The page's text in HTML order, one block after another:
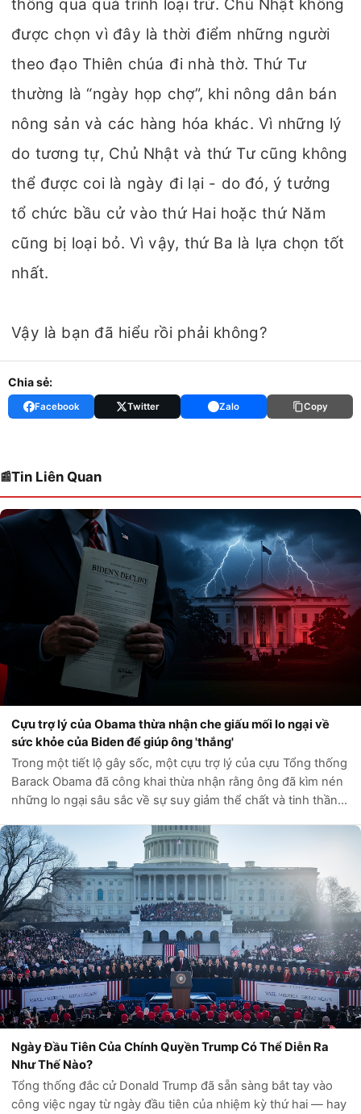
thông qua quá trình loại trừ. Chủ Nhật không
được chọn vì đây là thời điểm những người
theo đạo Thiên chúa đi nhà thờ. Thứ Tư
thường là “ngày họp chợ”, khi nông dân bán
nông sản và các hàng hóa khác. Vì những lý
do tương tự, Chủ Nhật và thứ Tư cũng không
thể được coi là ngày đi lại - do đó, ý tưởng
tổ chức bầu cử vào thứ Hai hoặc thứ Năm
cũng bị loại bỏ. Vì vậy, thứ Ba là lựa chọn tốt
nhất.
Vậy là bạn đã hiểu rồi phải không?
Chia sẻ:
Facebook Twitter Zalo Copy
Tin Liên Quan
Cựu trợ lý của Obama thừa nhận che giấu mối lo ngại về
sức khỏe của Biden để giúp ông 'thắng'
Trong một tiết lộ gây sốc, một cựu trợ lý của cựu Tổng thống
Barack Obama đã công khai thừa nhận rằng ông đã kìm nén
những lo ngại sâu sắc về sự suy giảm thể chất và tinh thần
vì một lý do duy...
Ngày Đầu Tiên Của Chính Quyền Trump Có Thể Diễn Ra
Như Thế Nào?
Tổng thống đắc cử Donald Trump đã sẵn sàng bắt tay vào
công việc ngay từ ngày đầu tiên của nhiệm kỳ thứ hai — hay